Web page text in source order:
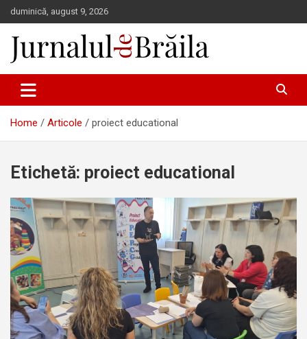
Skip
to
content
duminică, august 9, 2026
Jurnalul de Brăila
Home Articole proiect educational
Etichetă: proiect educational